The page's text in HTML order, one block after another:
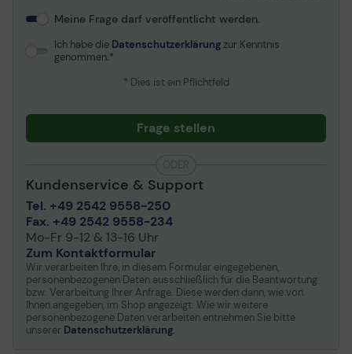
Meine Frage darf veröffentlicht werden.
Ich habe die Datenschutzerklärungzur Kenntnis
genommen.
* Dies ist ein Pflichtfeld
Frage stellen
Kundenservice & Support
Tel. +49 2542 9558-250
Fax. +49 2542 9558-234
Mo-Fr 9-12 & 13-16 Uhr
Zum Kontaktformular
Wir verarbeiten Ihre, in diesem Formular eingegebenen,
personenbezogenen Daten ausschließlich für die Beantwortung
bzw. Verarbeitung Ihrer Anfrage. Diese werden dann, wie von
Ihnen angegeben, im Shop angezeigt. Wie wir weitere
personenbezogene Daten verarbeiten entnehmen Sie bitte
unserer Datenschutzerklärung.